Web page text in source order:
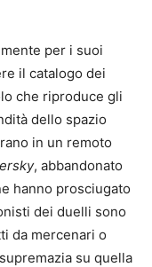
per i suoi
il catalogo dei
che riproduce gli
dello spazio
in un remoto
, abbandonato
hanno prosciugato
dei duelli sono
da mercenari o
su quella